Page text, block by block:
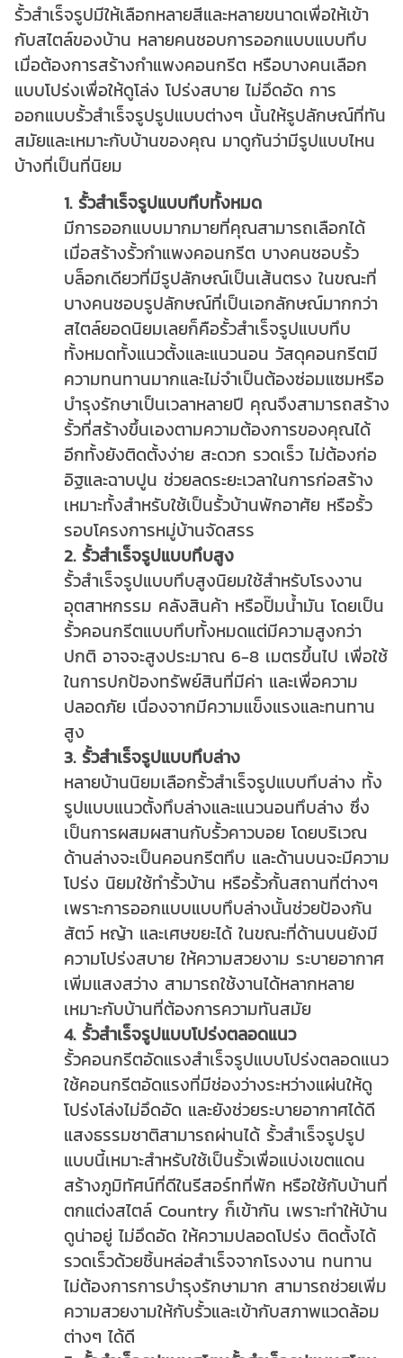
รั้วสำเร็จรูปมีให้เลือกหลายสีและหลายขนาดเพื่อให้เข้า
กับสไตล์ของบ้าน หลายคนชอบการออกแบบแบบทึบ
เมื่อต้องการสร้างกำแพงคอนกรีต หรือบางคนเลือก
แบบโปร่งเพื่อให้ดูโล่ง โปร่งสบาย ไม่อึดอัด การ
ออกแบบรั้วสำเร็จรูปรูปแบบต่างๆ นั้นให้รูปลักษณ์ที่ทัน
สมัยและเหมาะกับบ้านของคุณ มาดูกันว่ามีรูปแบบไหน
บ้างที่เป็นที่นิยม
1. รั้วสำเร็จรูปแบบทึบทั้งหมด
มีการออกแบบมากมายที่คุณสามารถเลือกได้
เมื่อสร้างรั้วกำแพงคอนกรีต บางคนชอบรั้ว
บล็อกเดียวที่มีรูปลักษณ์เป็นเส้นตรง ในขณะที่
บางคนชอบรูปลักษณ์ที่เป็นเอกลักษณ์มากกว่า
สไตล์ยอดนิยมเลยก็คือรั้วสำเร็จรูปแบบทึบ
ทั้งหมดทั้งแนวตั้งและแนวนอน วัสดุคอนกรีตมี
ความทนทานมากและไม่จำเป็นต้องซ่อมแซมหรือ
บำรุงรักษาเป็นเวลาหลายปี คุณจึงสามารถสร้าง
รั้วที่สร้างขึ้นเองตามความต้องการของคุณได้
อีกทั้งยังติดตั้งง่าย สะดวก รวดเร็ว ไม่ต้องก่อ
อิฐและฉาบปูน ช่วยลดระยะเวลาในการก่อสร้าง
เหมาะทั้งสำหรับใช้เป็นรั้วบ้านพักอาศัย หรือรั้ว
รอบโครงการหมู่บ้านจัดสรร
2. รั้วสำเร็จรูปแบบทึบสูง
รั้วสำเร็จรูปแบบทึบสูงนิยมใช้สำหรับโรงงาน
อุตสาหกรรม คลังสินค้า หรือปั๊มน้ำมัน โดยเป็น
รั้วคอนกรีตแบบทึบทั้งหมดแต่มีความสูงกว่า
ปกติ อาจจะสูงประมาณ 6-8 เมตรขึ้นไป เพื่อใช้
ในการปกป้องทรัพย์สินที่มีค่า และเพื่อความ
ปลอดภัย เนื่องจากมีความแข็งแรงและทนทาน
สูง
3. รั้วสำเร็จรูปแบบทึบล่าง
หลายบ้านนิยมเลือกรั้วสำเร็จรูปแบบทึบล่าง ทั้ง
รูปแบบแนวตั้งทึบล่างและแนวนอนทึบล่าง ซึ่ง
เป็นการผสมผสานกับรั้วคาวบอย โดยบริเวณ
ด้านล่างจะเป็นคอนกรีตทึบ และด้านบนจะมีความ
โปร่ง นิยมใช้ทำรั้วบ้าน หรือรั้วกั้นสถานที่ต่างๆ
เพราะการออกแบบแบบทึบล่างนั้นช่วยป้องกัน
สัตว์ หญ้า และเศษขยะได้ ในขณะที่ด้านบนยังมี
ความโปร่งสบาย ให้ความสวยงาม ระบายอากาศ
เพิ่มแสงสว่าง สามารถใช้งานได้หลากหลาย
เหมาะกับบ้านที่ต้องการความทันสมัย
4. รั้วสำเร็จรูปแบบโปร่งตลอดแนว
รั้วคอนกรีตอัดแรงสำเร็จรูปแบบโปร่งตลอดแนว
ใช้คอนกรีตอัดแรงที่มีช่องว่างระหว่างแผ่นให้ดู
โปร่งโล่งไม่อึดอัด และยังช่วยระบายอากาศได้ดี
แสงธรรมชาติสามารถผ่านได้ รั้วสำเร็จรูปรูป
แบบนี้เหมาะสำหรับใช้เป็นรั้วเพื่อแบ่งเขตแดน
สร้างภูมิทัศน์ที่ดีในรีสอร์ทที่พัก หรือใช้กับบ้านที่
ตกแต่งสไตล์ Country ก็เข้ากัน เพราะทำให้บ้าน
ดูน่าอยู่ ไม่อึดอัด ให้ความปลอดโปร่ง ติดตั้งได้
รวดเร็วด้วยชิ้นหล่อสำเร็จจากโรงงาน ทนทาน
ไม่ต้องการการบำรุงรักษามาก สามารถช่วยเพิ่ม
ความสวยงามให้กับรั้วและเข้ากับสภาพแวดล้อม
ต่างๆ ได้ดี